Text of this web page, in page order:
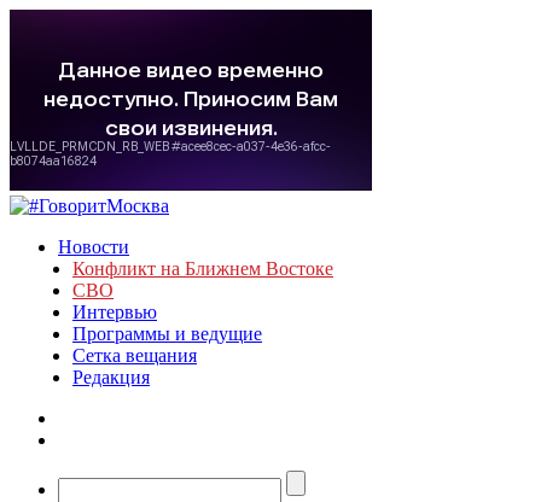
Новости
Конфликт на Ближнем Востоке
СВО
Интервью
Программы и ведущие
Сетка вещания
Редакция